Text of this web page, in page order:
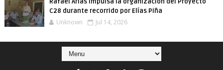
C28 durante recorrido por Elías Piña
Unknown Jul 14, 2026